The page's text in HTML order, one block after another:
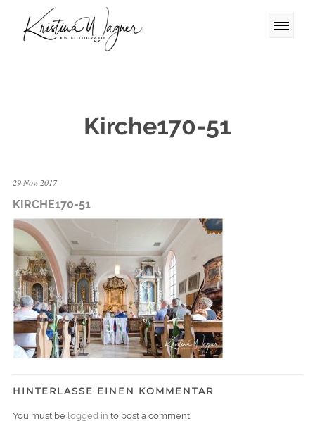
Kirche170-51
29 Nov. 2017
KIRCHE170-51
HINTERLASSE EINEN KOMMENTAR
You must be logged in to post a comment.